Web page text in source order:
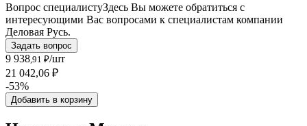
Вопрос специалистуЗдесь Вы можете обратиться с
интересующими Вас вопросами к специалистам компании
Деловая Русь.
Задать вопрос
9 938 ,91 ₽/шт
21 042,06 ₽
-53%
Добавить в корзину